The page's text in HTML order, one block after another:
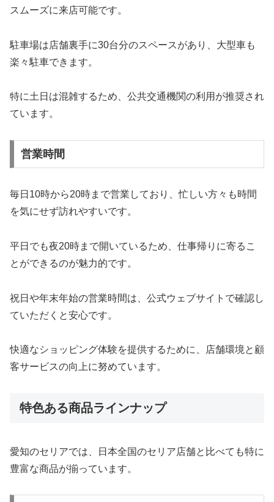
スムーズに来店可能です。
駐車場は店舗裏手に30台分のスペースがあり、大型車も
楽々駐車できます。
特に土日は混雑するため、公共交通機関の利用が推奨され
ています。
営業時間
毎日10時から20時まで営業しており、忙しい方々も時間
を気にせず訪れやすいです。
平日でも夜20時まで開いているため、仕事帰りに寄るこ
とができるのが魅力的です。
祝日や年末年始の営業時間は、公式ウェブサイトで確認し
ていただくと安心です。
快適なショッピング体験を提供するために、店舗環境と顧
客サービスの向上に努めています。
特色ある商品ラインナップ
愛知のセリアでは、日本全国のセリア店舗と比べても特に
豊富な商品が揃っています。